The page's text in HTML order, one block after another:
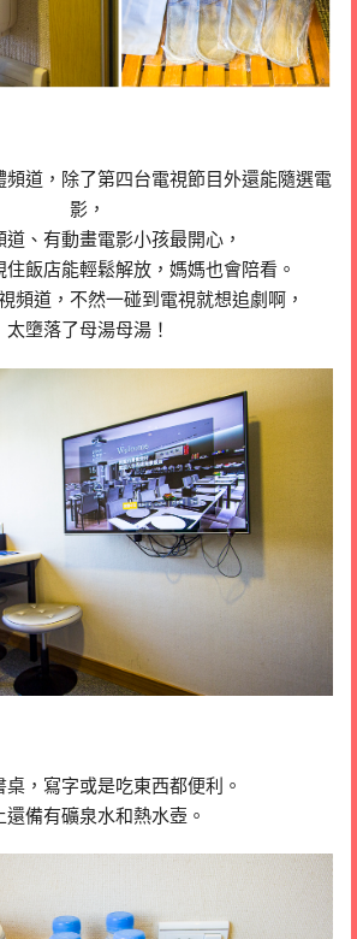
頻道，除了第四台電視節目外還能隨選電
影，
道、有動畫電影小孩最開心，
飯店能輕鬆解放，媽媽也會陪看。
頻道，不然一碰到電視就想追劇啊，
太墮落了母湯母湯！
桌，寫字或是吃東西都便利。
還備有礦泉水和熱水壺。